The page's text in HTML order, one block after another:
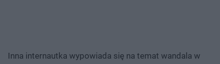
Inna internautka wypowiada się na temat wandala w